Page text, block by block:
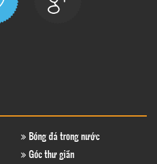
Bóng đá trong nước
Góc thư giãn